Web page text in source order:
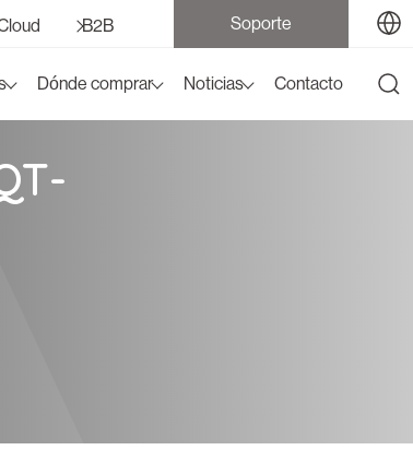
B2B Soporte
Dónde comprar Noticias Contacto